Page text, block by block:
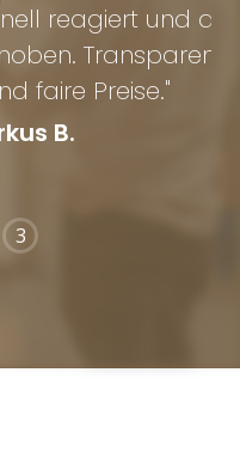
und das
Transparentes
Preise."
B.
3